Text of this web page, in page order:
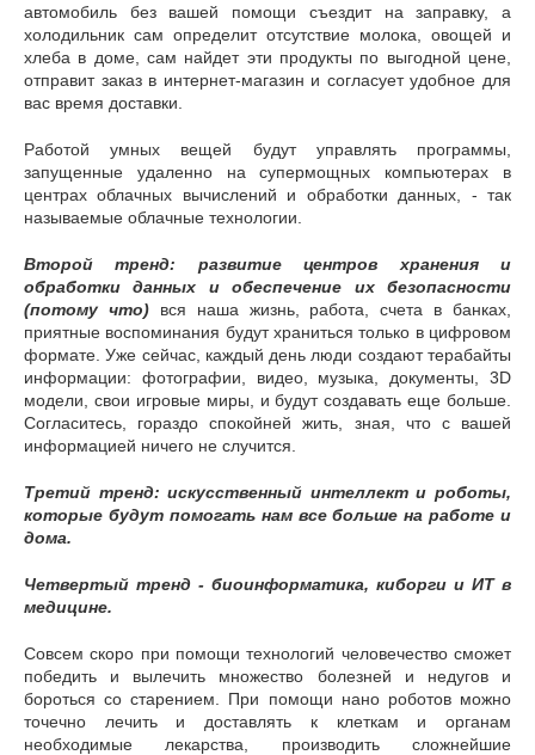
автомобиль без вашей помощи съездит на заправку, а
холодильник сам определит отсутствие молока, овощей и
хлеба в доме, сам найдет эти продукты по выгодной цене,
отправит заказ в интернет-магазин и согласует удобное для
вас время доставки.
Работой умных вещей будут управлять программы,
запущенные удаленно на супермощных компьютерах в
центрах облачных вычислений и обработки данных, - так
называемые облачные технологии.
Второй тренд: развитие центров хранения и
обработки данных и обеспечение их безопасности
(потому что)вся наша жизнь, работа, счета в банках,
приятные воспоминания будут храниться только в цифровом
формате. Уже сейчас, каждый день люди создают терабайты
информации: фотографии, видео, музыка, документы, 3D
модели, свои игровые миры, и будут создавать еще больше.
Согласитесь, гораздо спокойней жить, зная, что с вашей
информацией ничего не случится.
Третий тренд: искусственный интеллект и роботы,
которые будут помогать нам все больше на работе и
дома.
Четвертый тренд - биоинформатика, киборги и ИТ в
медицине.
Совсем скоро при помощи технологий человечество сможет
победить и вылечить множество болезней и недугов и
бороться со старением. При помощи нано роботов можно
точечно лечить и доставлять к клеткам и органам
необходимые лекарства, производить сложнейшие